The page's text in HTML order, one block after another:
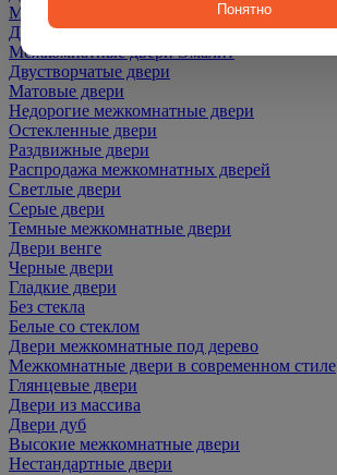
Межкомнатные двери ПЭТ
Двери со скидкой
Межкомнатные двери Эмалит
Двустворчатые двери
Матовые двери
Недорогие межкомнатные двери
Остекленные двери
Раздвижные двери
Распродажа межкомнатных дверей
Светлые двери
Серые двери
Темные межкомнатные двери
Двери венге
Черные двери
Гладкие двери
Без стекла
Белые со стеклом
Двери межкомнатные под дерево
Межкомнатные двери в современном стиле
Глянцевые двери
Двери из массива
Двери дуб
Высокие межкомнатные двери
Нестандартные двери
Понятно